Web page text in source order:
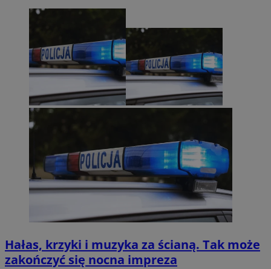
Hałas, krzyki i muzyka za ścianą. Tak może
zakończyć się nocna impreza